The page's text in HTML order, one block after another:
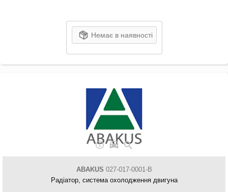
Немає в наявності
ABAKUS 027-017-0001-B
Радіатор, система охолодження двигуна